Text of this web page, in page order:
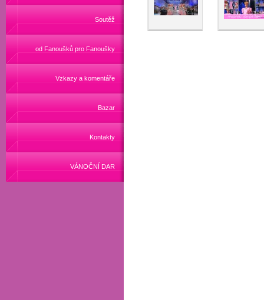
Soutěž
od Fanoušků pro Fanoušky
Vzkazy a komentáře
Bazar
Kontakty
VÁNOČNÍ DAR